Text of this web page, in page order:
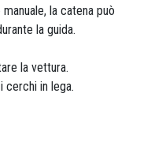
la catena può
la guida.
la vettura.
cerchi in lega.